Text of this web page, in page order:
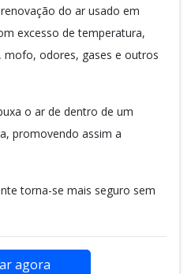
do ar usado em
excesso de temperatura,
mofo, odores, gases e outros
o ar de dentro de um
promovendo assim a
torna-se mais seguro sem
agora